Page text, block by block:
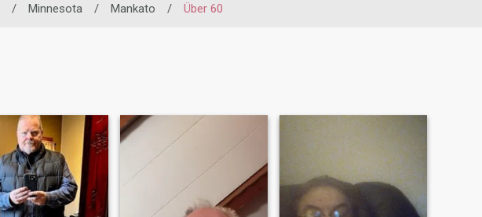
/ Minnesota / Mankato / Über 60